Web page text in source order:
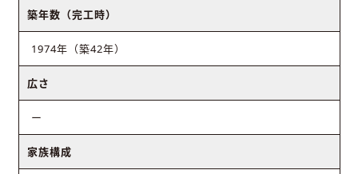
築年数（完工時）
1974年（築42年）
広さ
ー
家族構成